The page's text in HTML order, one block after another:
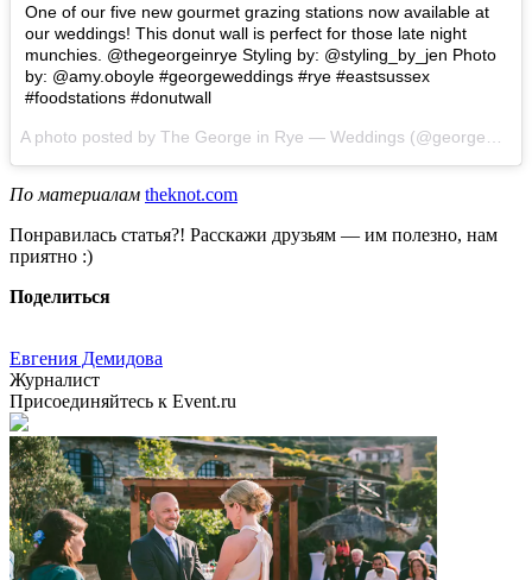
One of our five new gourmet grazing stations now available at
our weddings! This donut wall is perfect for those late night
munchies. @thegeorgeinrye Styling by: @styling_by_jen Photo
by: @amy.oboyle #georgeweddings #rye #eastsussex
#foodstations #donutwall
По материалам theknot.com
Понравилась статья?! Расскажи друзьям — им полезно, нам
приятно :)
Поделиться
Евгения Демидова
Журналист
Присоединяйтесь к Event.ru